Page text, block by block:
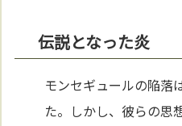
伝説となった炎
モンセギュールの陥落
た。しかし、彼らの思